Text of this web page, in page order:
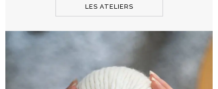
LES ATELIERS